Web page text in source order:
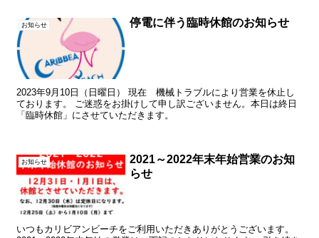
お知らせ 停電に伴う臨時休館のお知らせ
2023年9月10日（日曜日） 現在 機械トラブルにより営業を休止し
ております。 ご迷惑をお掛けして申し訳ございません。本日は終日
「臨時休館」にさせていただきます。
お知らせ
2021～2022年末年始営業のお知
らせ
いつもカリビアンビーチをご利用いただきありがとうございます。